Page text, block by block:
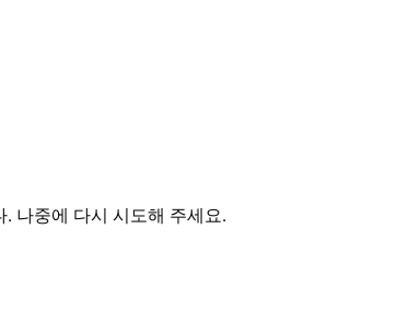
나중에 다시 시도해 주세요.